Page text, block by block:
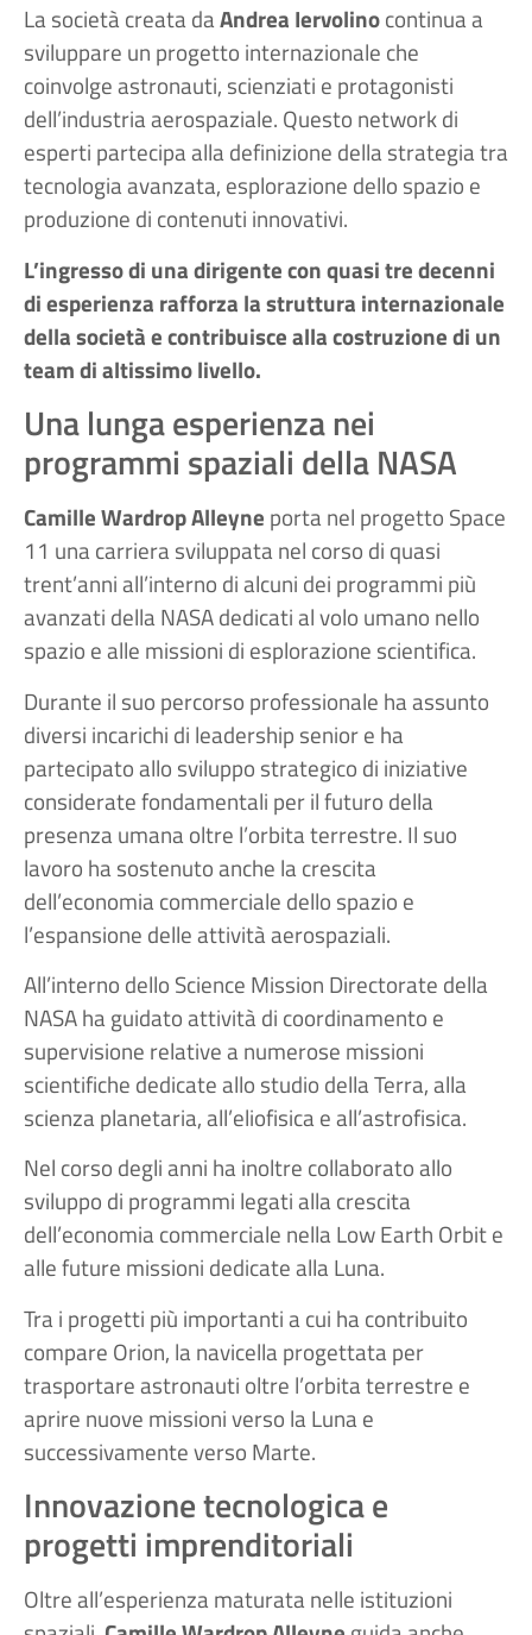
La società creata daAndrea Iervolinocontinua a
sviluppare un progetto internazionale che
coinvolge astronauti, scienziati e protagonisti
dell’industria aerospaziale. Questo network di
esperti partecipa alla definizione della strategia tra
tecnologia avanzata, esplorazione dello spazio e
produzione di contenuti innovativi.
L’ingresso di una dirigente con quasi tre decenni
di esperienza rafforza la struttura internazionale
della società e contribuisce alla costruzione di un
team di altissimo livello.
Una lunga esperienza nei
programmi spaziali della NASA
Camille Wardrop Alleyne porta nel progetto Space
11 una carriera sviluppata nel corso di quasi
trent’anni all’interno di alcuni dei programmi più
avanzati della NASA dedicati al volo umano nello
spazio e alle missioni di esplorazione scientifica.
Durante il suo percorso professionale ha assunto
diversi incarichi di leadership senior e ha
partecipato allo sviluppo strategico di iniziative
considerate fondamentali per il futuro della
presenza umana oltre l’orbita terrestre. Il suo
lavoro ha sostenuto anche la crescita
dell’economia commerciale dello spazio e
l’espansione delle attività aerospaziali.
All’interno dello Science Mission Directorate della
NASA ha guidato attività di coordinamento e
supervisione relative a numerose missioni
scientifiche dedicate allo studio della Terra, alla
scienza planetaria, all’eliofisica e all’astrofisica.
Nel corso degli anni ha inoltre collaborato allo
sviluppo di programmi legati alla crescita
dell’economia commerciale nella Low Earth Orbit e
alle future missioni dedicate alla Luna.
Tra i progetti più importanti a cui ha contribuito
compare Orion, la navicella progettata per
trasportare astronauti oltre l’orbita terrestre e
aprire nuove missioni verso la Luna e
successivamente verso Marte.
Innovazione tecnologica e
progetti imprenditoriali
Oltre all’esperienza maturata nelle istituzioni